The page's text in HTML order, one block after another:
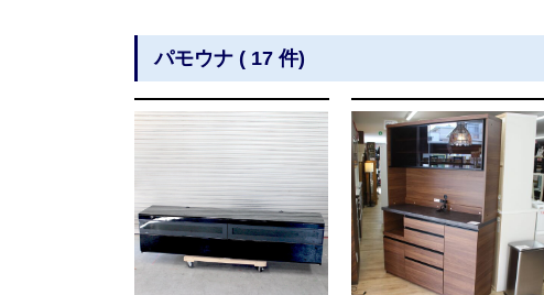
パモウナ ( 17 件)